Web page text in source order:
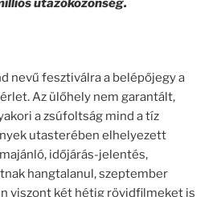
utazóközönség.
nevű fesztiválra a belépőjegy a
Az ülőhely nem garantált,
a zsúfoltság mind a tíz
utasterében elhelyezett
időjárás-jelentés,
hangtalanul, szeptember
viszont két hétig rövidfilmeket is